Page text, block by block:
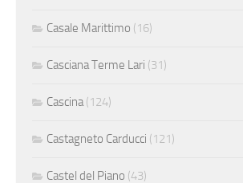
Casale Marittimo (16)
Casciana Terme Lari (31)
Cascina(124)
Castagneto Carducci (121)
Castel del Piano (43)